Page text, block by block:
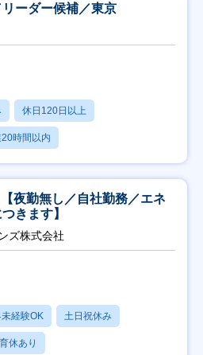
ーダー候補／東京
休日120日以上
20時間以内
夜勤無し／自社勤務／エネ
きます】
ズ株式会社
経験OK 土日祝休み
休あり